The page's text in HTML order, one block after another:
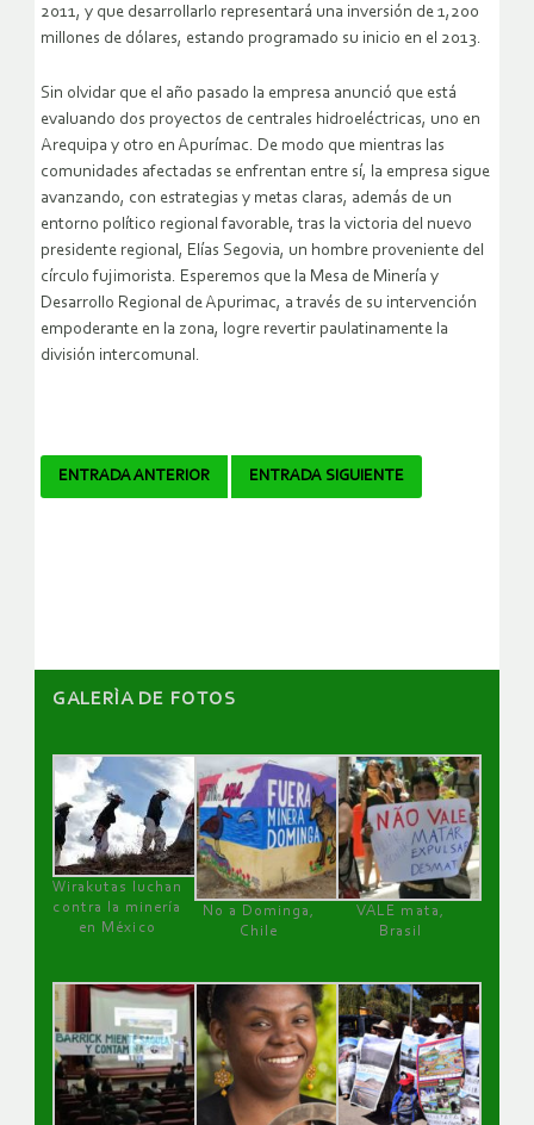
2011, y que desarrollarlo representará una inversión de 1,200
millones de dólares, estando programado su inicio en el 2013.
Sin olvidar que el año pasado la empresa anunció que está
evaluando dos proyectos de centrales hidroeléctricas, uno en
Arequipa y otro en Apurímac. De modo que mientras las
comunidades afectadas se enfrentan entre sí, la empresa sigue
avanzando, con estrategias y metas claras, además de un
entorno político regional favorable, tras la victoria del nuevo
presidente regional, Elías Segovia, un hombre proveniente del
círculo fujimorista. Esperemos que la Mesa de Minería y
Desarrollo Regional de Apurimac, a través de su intervención
empoderante en la zona, logre revertir paulatinamente la
división intercomunal.
Navegador
ENTRADA ANTERIOR ENTRADA SIGUIENTE
GALERÌA DE FOTOS
Wirakutas luchan
contra la minería
en México
No a Dominga,
Chile
VALE mata,
Brasil